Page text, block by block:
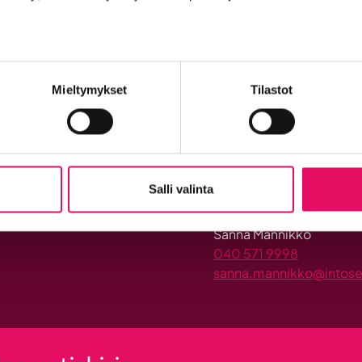
Mieltymykset Tilastot
Salli valinta
ja
liiketoimintaa ja
Tarjoa
Teemme ja teetämme
Ilmianna hyvä henkilö
Ota yhteyttä:
Sanna Männikkö
040 571 9998